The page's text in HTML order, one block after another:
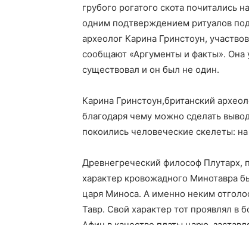
грубого рогатого скота
одним подтверждением ритуалов
археолог Карина Гринстоун,
сообщают «Аргументы и факты». Она
существовал и он был не один.
Карина Гринстоун,британский
благодаря чему можно сделать
покоились человеческие скелеты:
Древнегреческий философ Плутарх,
характер кровожадного Минотавра
царя Миноса. А именно неким
Тавр. Свой характер тот проявлял